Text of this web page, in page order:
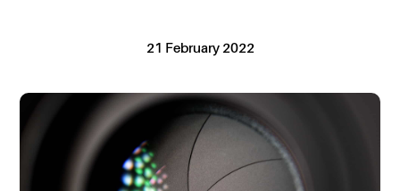
21 February 2022